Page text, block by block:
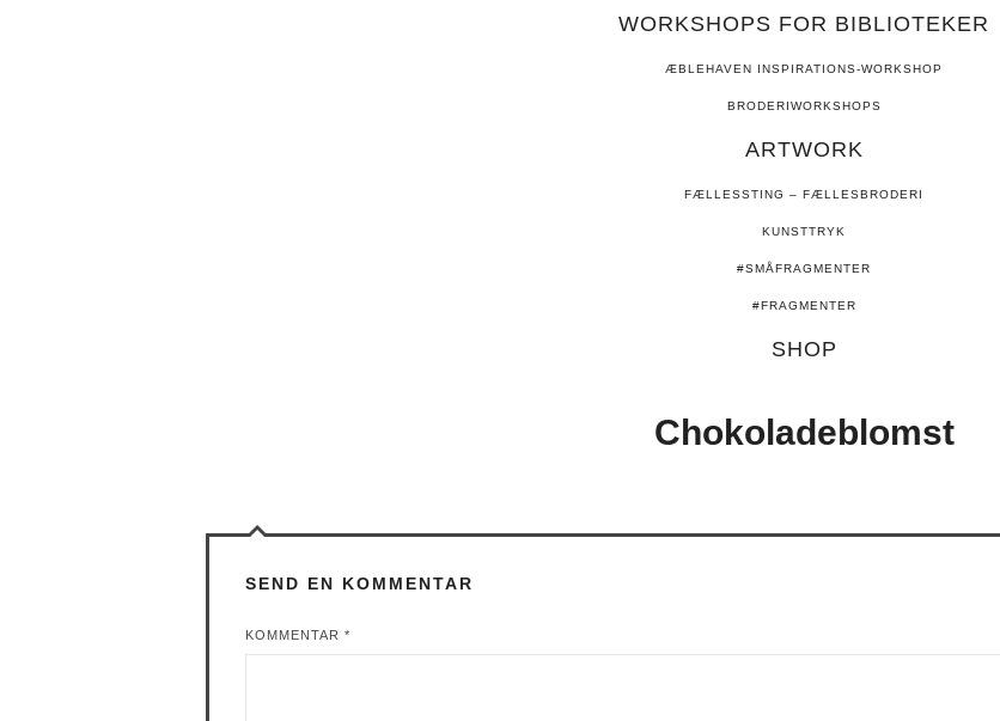
WORKSHOPS FOR BIBLIOTEKER
ÆBLEHAVEN INSPIRATIONS-WORKSHOP
BRODERIWORKSHOPS
ARTWORK
FÆLLESSTING – FÆLLESBRODERI
KUNSTTRYK
#SMÅFRAGMENTER
#FRAGMENTER
SHOP
Chokoladeblomst
SEND EN KOMMENTAR
KOMMENTAR *